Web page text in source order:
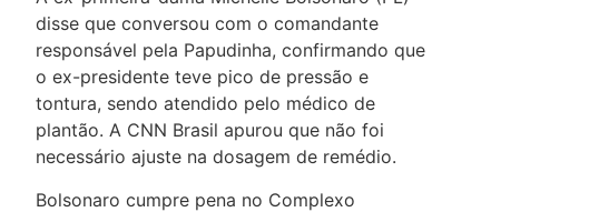
disse que conversou com o comandante
responsável pela Papudinha, confirmando que
o ex-presidente teve pico de pressão e
tontura, sendo atendido pelo médico de
plantão. A CNN Brasil apurou que não foi
necessário ajuste na dosagem de remédio.
Bolsonaro cumpre pena no Complexo